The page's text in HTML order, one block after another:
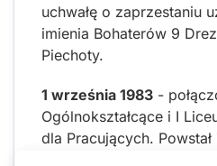
uchwałę o zaprzestaniu
imienia Bohaterów 9
Piechoty.
1 września 1983 -
Ogólnokształcące i I
dla Pracujących. Powstał